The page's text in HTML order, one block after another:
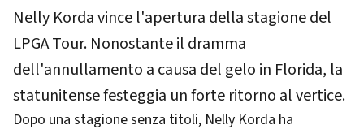
Nelly Korda vince l'apertura della stagione del
LPGA Tour. Nonostante il dramma
dell'annullamento a causa del gelo in Florida, la
statunitense festeggia un forte ritorno al vertice.
Dopo una stagione senza titoli, Nelly Korda ha